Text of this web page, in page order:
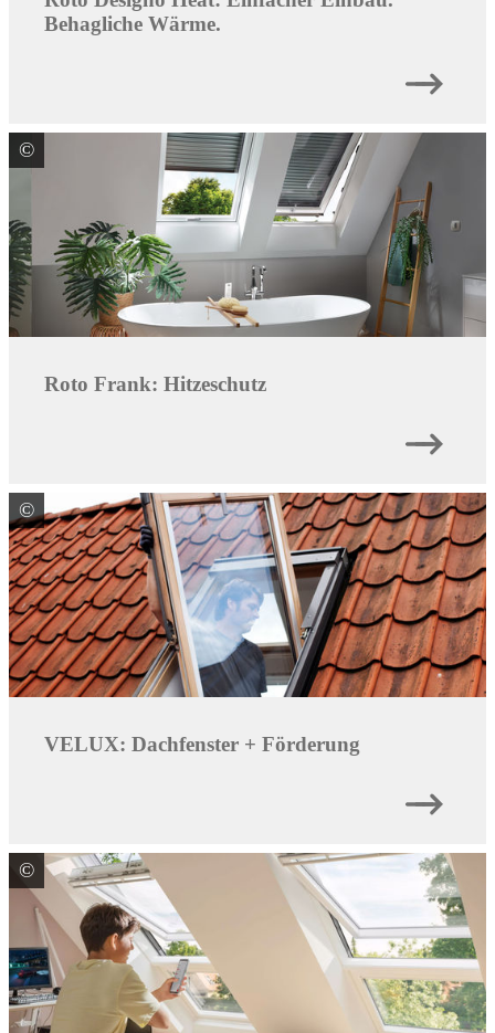
Behagliche Wärme.
© Roto Frank DST Vertriebs-GmbH
Roto Frank: Hitzeschutz
© VELUX Deutschland GmbH
VELUX: Dachfenster + Förderung
© VELUX Deutschland GmbH